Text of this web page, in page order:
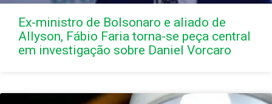
Ex-ministro de Bolsonaro e aliado de
Allyson, Fábio Faria torna-se peça central
em investigação sobre Daniel Vorcaro